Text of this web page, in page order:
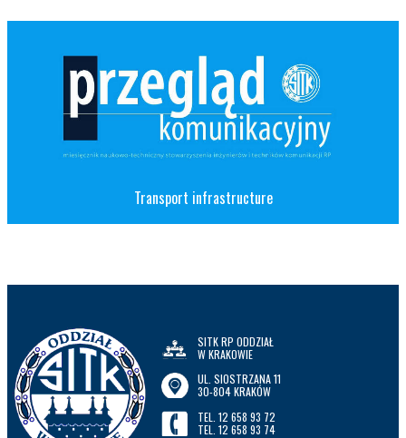
Transport infrastructure
SITK RP ODDZIAŁ
W KRAKOWIE
UL. SIOSTRZANA 11
30-804 KRAKÓW
TEL. 12 658 93 72
TEL. 12 658 93 74